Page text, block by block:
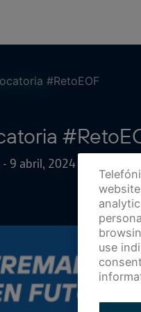
#RetoEOF
- 9 abril, 2024
use